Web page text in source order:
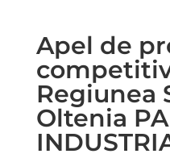
Apel de
Regiunea
Oltenia